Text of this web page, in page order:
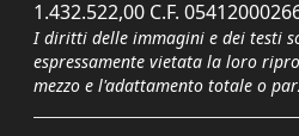
1.432.522,00 C.F.
I diritti delle immagini e dei testi
espressamente vietata la loro
mezzo e l'adattamento totale o